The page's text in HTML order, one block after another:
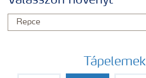
Yara adatbázis
Tápelemek